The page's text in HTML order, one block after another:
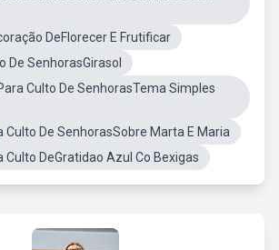
DeFlorecer E Frutificar
De SenhorasGirasol
Culto De SenhorasTema Simples
Culto De SenhorasSobre Marta E Maria
Culto DeGratidao Azul Co Bexigas